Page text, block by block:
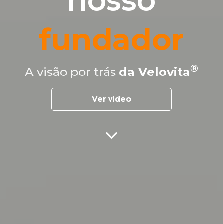
fundador
A visão por trás da Velovita
Ver vídeo